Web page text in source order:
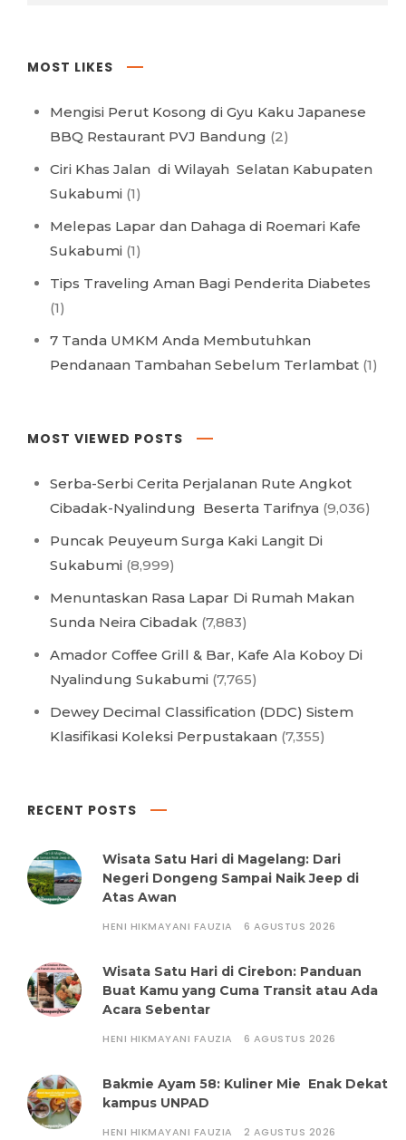
MOST LIKES
Mengisi Perut Kosong di Gyu Kaku Japanese
BBQ Restaurant PVJ Bandung (2)
Ciri Khas Jalan di Wilayah Selatan Kabupaten
Sukabumi (1)
Melepas Lapar dan Dahaga di Roemari Kafe
Sukabumi (1)
Tips Traveling Aman Bagi Penderita Diabetes
(1)
7 Tanda UMKM Anda Membutuhkan
Pendanaan Tambahan Sebelum Terlambat (1)
MOST VIEWED POSTS
Serba-Serbi Cerita Perjalanan Rute Angkot
Cibadak-Nyalindung Beserta Tarifnya (9,036)
Puncak Peuyeum Surga Kaki Langit Di
Sukabumi (8,999)
Menuntaskan Rasa Lapar Di Rumah Makan
Sunda Neira Cibadak (7,883)
Amador Coffee Grill & Bar, Kafe Ala Koboy Di
Nyalindung Sukabumi (7,765)
Dewey Decimal Classification (DDC) Sistem
Klasifikasi Koleksi Perpustakaan (7,355)
RECENT POSTS
Wisata Satu Hari di Magelang: Dari
Negeri Dongeng Sampai Naik Jeep di
Atas Awan
HENI HIKMAYANI FAUZIA 6 AGUSTUS 2026
Wisata Satu Hari di Cirebon: Panduan
Buat Kamu yang Cuma Transit atau Ada
Acara Sebentar
HENI HIKMAYANI FAUZIA 6 AGUSTUS 2026
Bakmie Ayam 58: Kuliner Mie Enak Dekat
kampus UNPAD
HENI HIKMAYANI FAUZIA 2 AGUSTUS 2026